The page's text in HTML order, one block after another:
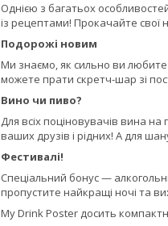
Однією з багатьох
із рецептами! Прокачайте
Подорожі новим
Ми знаємо, як сильно ви
можете прати скретч-шар зі
Вино чи пиво?
Для всіх поціновувачів вина
ваших друзів і рідних! А для
Фестивалі!
Спеціальний бонус —
пропустите найкращі ночі та
My Drink Poster досить